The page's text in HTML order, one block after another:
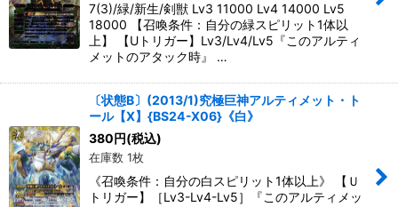
7(3)/緑/新生/剣獣 Lv3 11000 Lv4 14000 Lv5
18000 【召喚条件：自分の緑スピリット1体以
上】 【Uトリガー】Lv3/Lv4/Lv5『このアルティ
メットのアタック時』 …
〔状態B〕(2013/1)究極巨神アルティメット・ト
ール【X】{BS24-X06}《白》
380 円(税込)
在庫数 1枚
《召喚条件：自分の白スピリット1体以上》 【Ｕ
トリガー】［Lv3-Lv4-Lv5］『このアルティメッ